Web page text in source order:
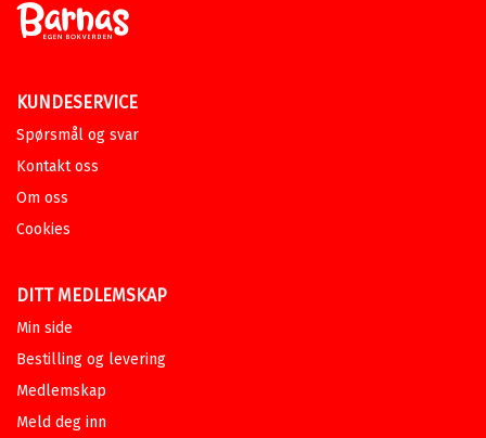
KUNDESERVICE
Spørsmål og svar
Kontakt oss
Om oss
Cookies
DITT MEDLEMSKAP
Min side
Bestilling og levering
Medlemskap
Meld deg inn